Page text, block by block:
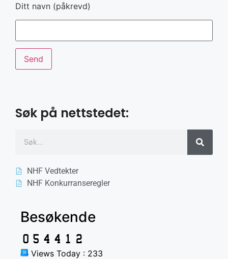
Ditt navn (påkrevd)
Søk på nettstedet:
NHF Vedtekter
NHF Konkurranseregler
Besøkende
Views Today : 233